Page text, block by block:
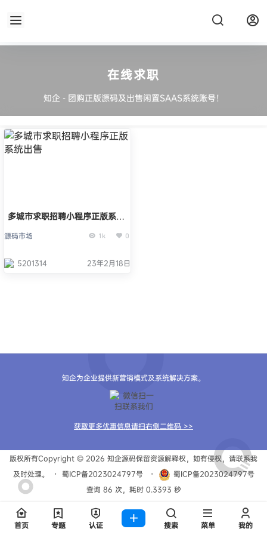
在线求职
知企 - 团购正版源码及出售闲置SAAS系统账号！
多城市求职招聘小程序正版系统
源码市场 1k 0
5201314 23年2月18日
知企为企业提供新营销模式及系统解决方案。
获取更多优惠信息请扫右侧二维码 >>
版权所有Copyright © 2026 知企源码保留资源解释权，如有侵权，请联系我
及时处理。
・ 蜀ICP备2023024797号 ・
蜀ICP备2023024797号
查询 86 次，耗时 0.3393 秒
首页 专题 认证 搜索 菜单 我的